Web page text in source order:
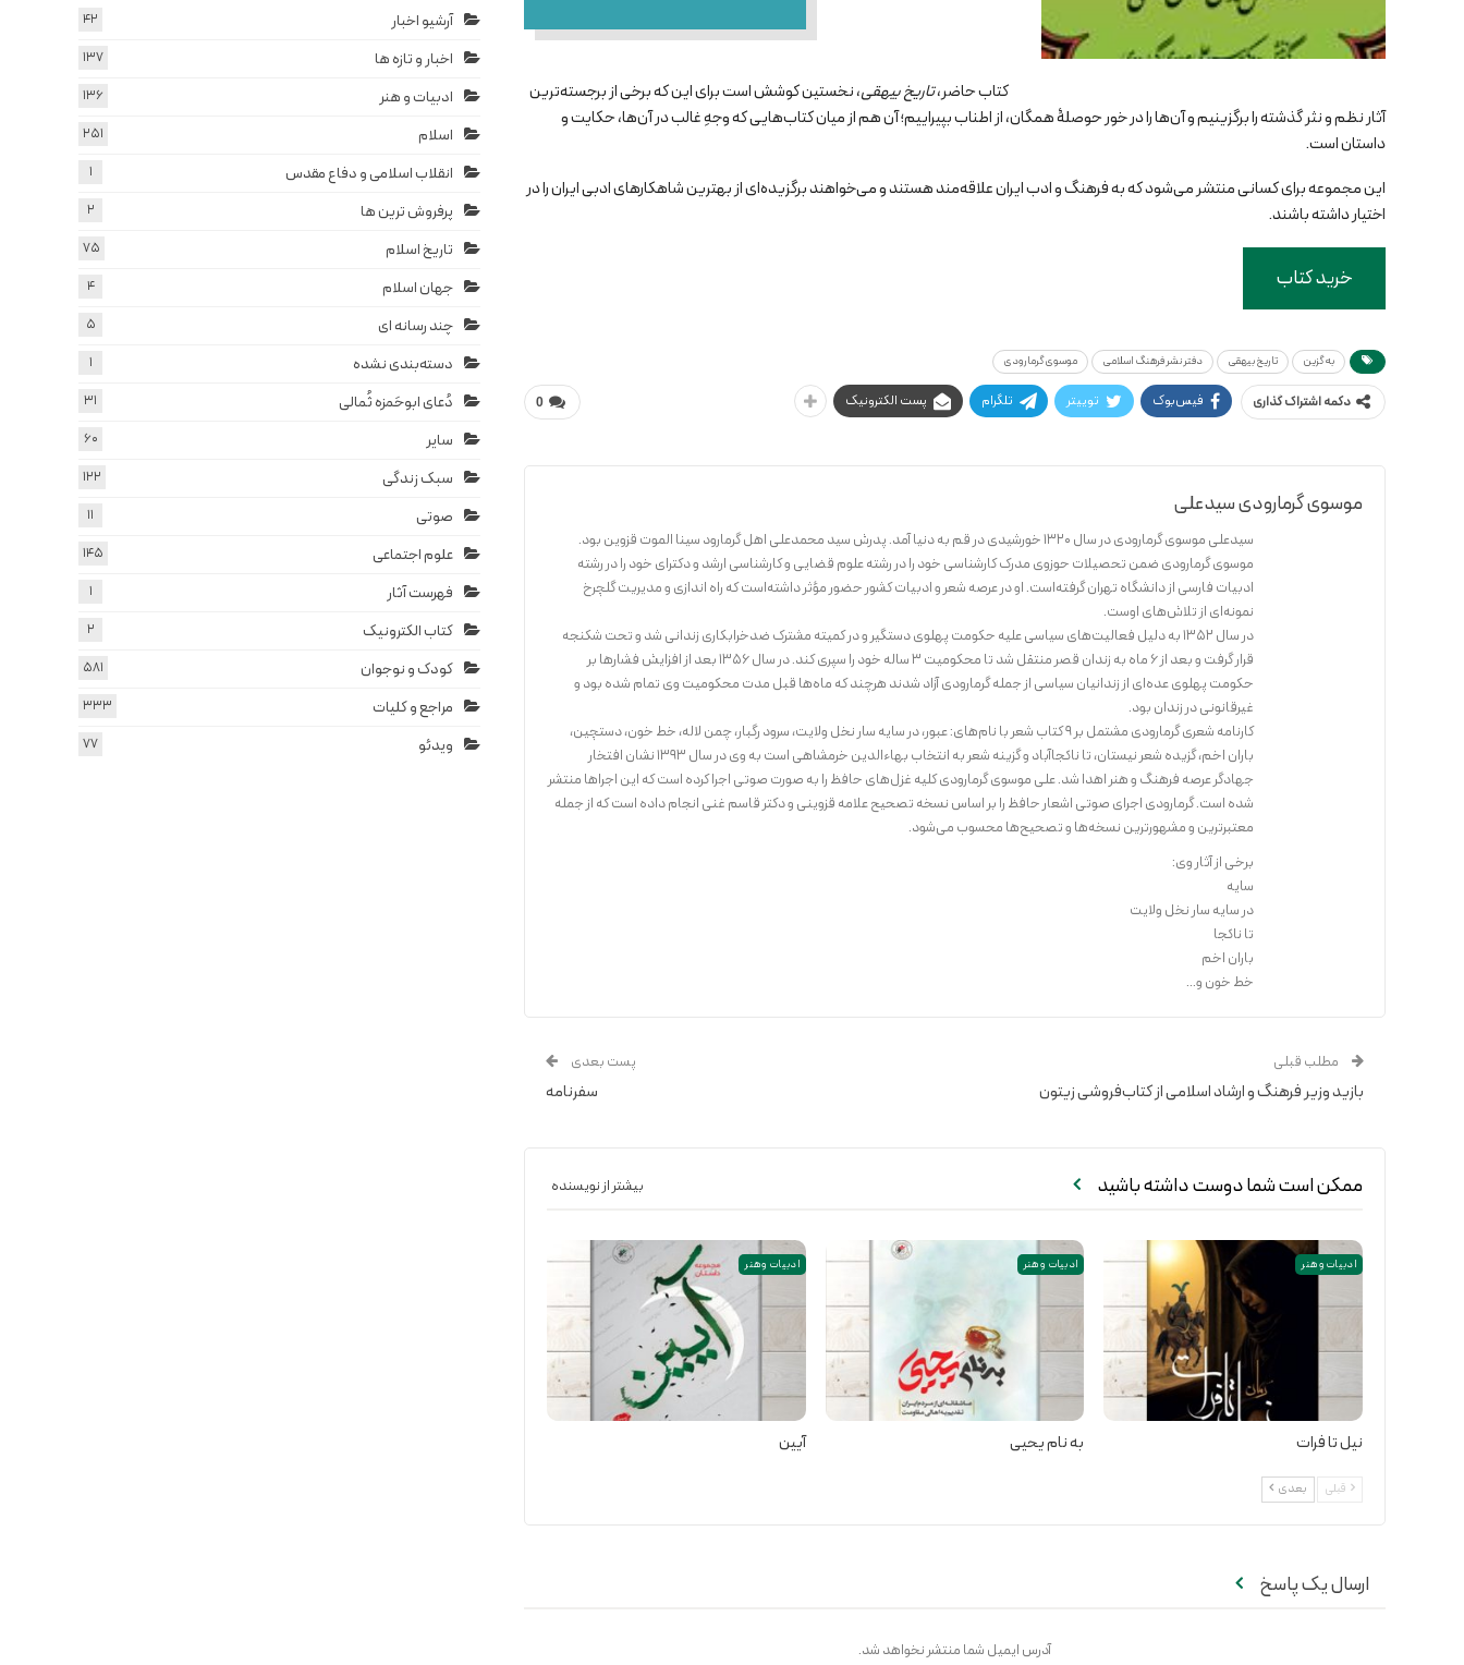
کتاب حاضر،تاریخ بیهقی، نخستین کوشش است برای این که برخی از برجسته‌ترین
آثار نظم و نثر گذشته را برگزینیم و آن‌ها را در خور حوصلۀ همگان، از اطناب بپیراییم؛ آن هم از میان کتاب‌هایی که وجهِ غالب در آن‌ها، حکایت و
داستان است.
این مجموعه برای کسانی منتشر می‌شود که به فرهنگ و ادب ایران علاقه‌مند هستند و می‌خواهند برگزیده‌ای از بهترین شاهکارهای ادبی ایران را در
اختیار داشته باشند.
خرید کتاب
به گزین تاریخ بیهقی دفتر نشر فرهنگ اسلامی موسوی گرمارودی
0 دکمه اشتراک گذاری فیس‌بوک توییتر تلگرام پست الکترونیک
موسوی گرمارودی سیدعلی
سیدعلی موسوی گرمارودی در سال ۱۳۲۰ خورشیدی در قم به دنیا آمد. پدرش سید محمدعلی اهل گرمارود سینا الموت قزوین بود.
موسوی گرمارودی ضمن تحصیلات حوزوی مدرک کارشناسی خود را در رشته علوم قضایی و کارشناسی ارشد و دکترای خود را در رشته
ادبیات فارسی از دانشگاه تهران گرفته‌است. او در عرصه شعر و ادبیات کشور حضور مؤثر داشته‌است که راه اندازی و مدیریت گلچرخ
نمونه‌ای از تلاش‌های اوست.
در سال ۱۳۵۲ به دلیل فعالیت‌های سیاسی علیه حکومت پهلوی دستگیر و در کمیته مشترک ضدخرابکاری زندانی شد و تحت شکنجه
قرار گرفت و بعد از ۶ ماه به زندان قصر منتقل شد تا محکومیت ۳ ساله خود را سپری کند. در سال ۱۳۵۶ بعد از افزایش فشارها بر
حکومت پهلوی عده‌ای از زندانیان سیاسی از جمله گرمارودی آزاد شدند هرچند که ماه‌ها قبل مدت محکومیت وی تمام شده بود و
غیرقانونی در زندان بود.
کارنامه شعری گرمارودی مشتمل بر ۹ کتاب شعر با نام‌های: عبور، در سایه سار نخل ولایت، سرود رگبار، چمن لاله، خط خون، دستچین،
باران اخم، گزیده شعر نیستان، تا ناکجاآباد و گزینه شعر به انتخاب بهاءالدین خرمشاهی است به وی در سال ۱۳۹۳ نشان افتخار
جهادگر عرصه فرهنگ و هنر اهدا شد. علی موسوی گرمارودی کلیه غزل‌های حافظ را به صورت صوتی اجرا کرده است که این اجراها منتشر
شده است. گرمارودی اجرای صوتی اشعار حافظ را بر اساس نسخه تصحیح علامه قزوینی و دکتر قاسم غنی انجام داده است که از جمله
معتبرترین و مشهورترین نسخه‌ها و تصحیح‌ها محسوب می‌شود.
برخی از آثار وی:
سایه
در سایه سار نخل ولایت
تا ناکجا
باران اخم
خط خون و...
مطلب قبلی
بازید وزیر فرهنگ و ارشاد اسلامی از کتاب‌فروشی زیتون
پست بعدی
سفرنامه
ممکن است شما دوست داشته باشید بیشتر از نویسنده
ادبیات و هنر
نیل تا فرات
ادبیات و هنر
به نام یحیی
ادبیات و هنر
آیین
قبلی بعدی
ارسال یک پاسخ
آدرس ایمیل شما منتشر نخواهد شد.
آرشیو اخبار 42
اخبار و تازه ها 137
ادبیات و هنر 136
اسلام 251
انقلاب اسلامی و دفاع مقدس 1
پرفروش ترین ها 2
تاریخ اسلام 75
جهان اسلام 4
چند رسانه ای 5
دسته‌بندی نشده 1
دُعای ابوحَمزه ثُمالی 31
سایر 60
سبک زندگی 122
صوتی 11
علوم اجتماعی 145
فهرست آثار 1
کتاب الکترونیک 2
کودک و نوجوان 581
مراجع و کلیات 333
ویدئو 77